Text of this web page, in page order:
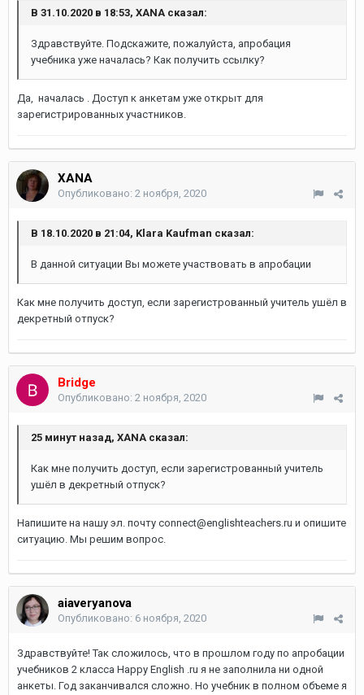
В 31.10.2020 в 18:53, XANA сказал:
Здравствуйте. Подскажите, пожалуйста, апробация
учебника уже началась? Как получить ссылку?
Да, началась . Доступ к анкетам уже открыт для
зарегистрированных участников.
XANA
Опубликовано: 2 ноября, 2020
В 18.10.2020 в 21:04, Klara Kaufman сказал:
В данной ситуации Вы можете участвовать в апробации
Как мне получить доступ, если зарегистрованный учитель ушёл в
декретный отпуск?
Bridge
Опубликовано: 2 ноября, 2020
25 минут назад, XANA сказал:
Как мне получить доступ, если зарегистрованный учитель
ушёл в декретный отпуск?
Напишите на нашу эл. почту connect@englishteachers.ru и опишите
ситуацию. Мы решим вопрос.
aiaveryanova
Опубликовано: 6 ноября, 2020
Здравствуйте! Так сложилось, что в прошлом году по апробации
учебников 2 класса Happy English .ru я не заполнила ни одной
анкеты. Год заканчивался сложно. Но учебник в полном объеме я